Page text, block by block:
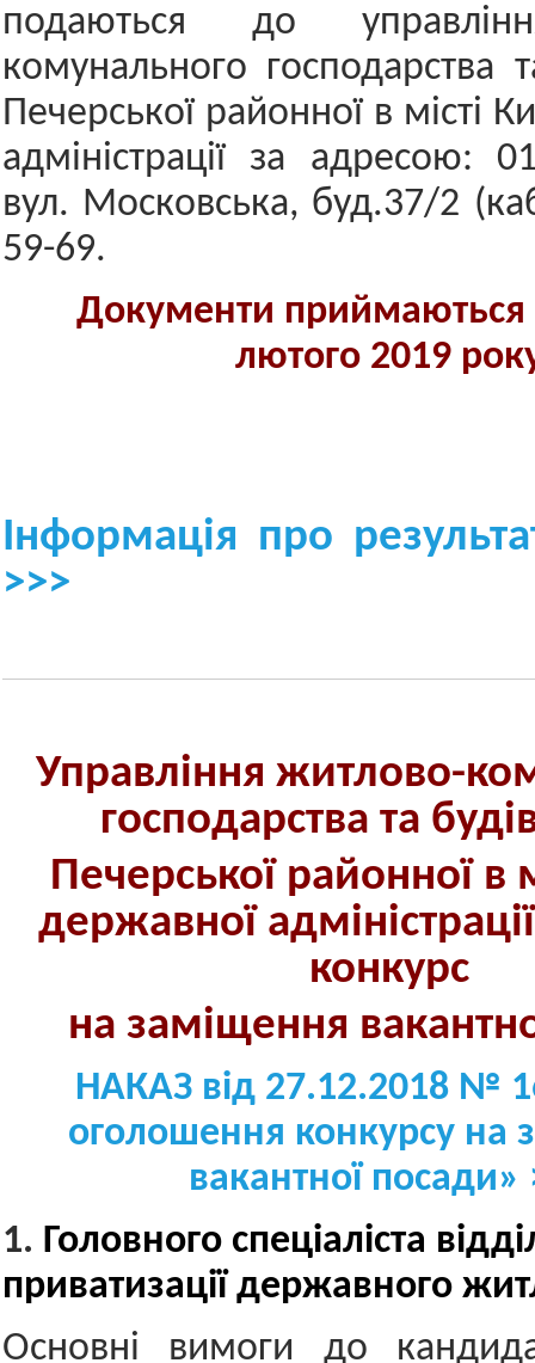
подаються до
комунального господарства
Печерської районної в місті
адміністрації за адресою:
вул. Московська, буд.37/2
59-69.
Документи приймаються
лютого 2019
Інформація про
>>>
Управління житлово-
господарства та
Печерської районної в
державної
конкурс
на заміщення вакант
НАКАЗ від 27.12.2018 №
оголошення конкурсу на
вакантної посади»
1. Головного спеціаліста
приватизації державного
Основні вимоги до